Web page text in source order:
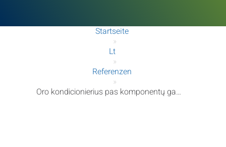
Startseite
»
Lt
»
Referenzen
»
Oro kondicionierius pas komponentų gamintoją